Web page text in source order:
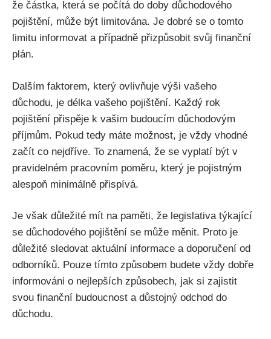
že částka, která se počítá do doby důchodového
pojištění, může být limitována. Je dobré se o tomto
limitu informovat a případně přizpůsobit svůj finanční
plán.
Dalším faktorem, který ovlivňuje výši vašeho
důchodu, je délka vašeho pojištění. Každý rok
pojištění přispěje k vašim budoucím důchodovým
příjmům. Pokud tedy máte možnost, je vždy vhodné
začít co nejdříve. To znamená, že se vyplatí být v
pravidelném pracovním poměru, který je pojistným
alespoň minimálně přispívá.
Je však důležité mít na paměti, že legislativa týkající
se důchodového pojištění se může měnit. Proto je
důležité sledovat aktuální informace a doporučení od
odborníků. Pouze tímto způsobem budete vždy dobře
informováni o nejlepších způsobech, jak si zajistit
svou finanční budoucnost a důstojný odchod do
důchodu.